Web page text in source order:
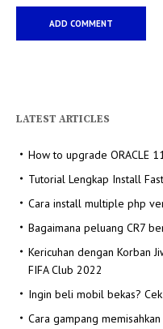
LATEST ARTICLES
How to upgrade ORACLE
Tutorial Lengkap Install
Cara install multiple php
Bagaimana peluang CR7
Kericuhan dengan Korban
FIFA Club 2022
Ingin beli mobil bekas?
Cara gampang